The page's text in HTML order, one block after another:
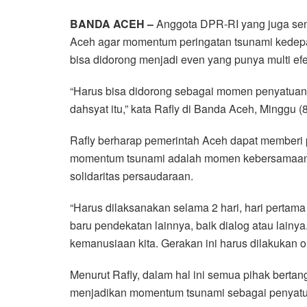
c
e
b
o
k
i
t
t
r
a
t
s
p
p
n
e
l
e
g
a
m
a
i
l
a
r
e
BANDA ACEH –Anggota DPR-RI yang juga
Aceh agar momentum peringatan tsunami
bisa didorong menjadi even yang punya multi
“Harus bisa didorong sebagai momen
dahsyat itu,” kata Rafly di Banda Aceh, Minggu
Rafly berharap pemerintah Aceh dapat
momentum tsunami adalah momen
solidaritas persaudaraan.
“Harus dilaksanakan selama 2 hari, hari
baru pendekatan lainnya, baik dialog atau
kemanusiaan kita. Gerakan ini harus dilakukan
Menurut Rafly, dalam hal ini semua pihak
menjadikan momentum tsunami sebagai